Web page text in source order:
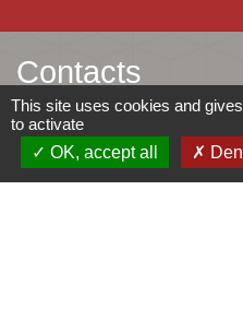
Contacts
Mairie d'Ingersheim
42 rue de la République
68040 Ingersheim -
This site uses cookies and
to activate
OK, accept all